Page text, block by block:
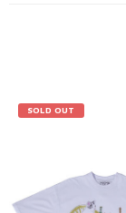
SOLD OUT